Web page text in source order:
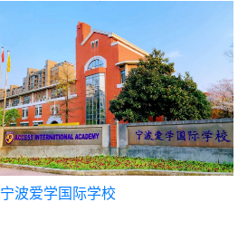
宁波爱学国际学校